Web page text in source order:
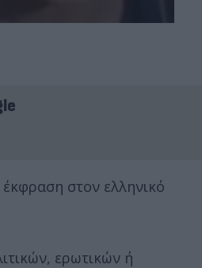
στον ελληνικό
ερωτικών ή